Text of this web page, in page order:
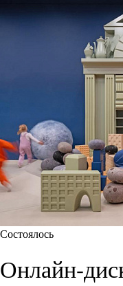
Состоялось
Онлайн-